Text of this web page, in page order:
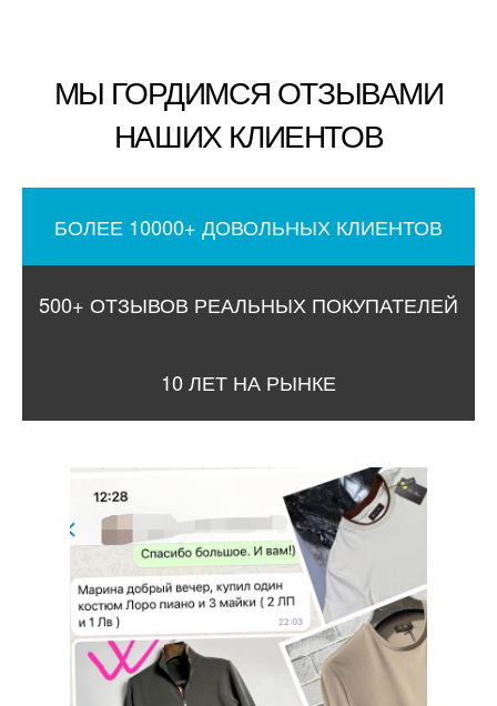
МЫ ГОРДИМСЯ ОТЗЫВАМИ
НАШИХ КЛИЕНТОВ
БОЛЕЕ 10000+ ДОВОЛЬНЫХ КЛИЕНТОВ
500+ ОТЗЫВОВ РЕАЛЬНЫХ ПОКУПАТЕЛЕЙ
10 ЛЕТ НА РЫНКЕ